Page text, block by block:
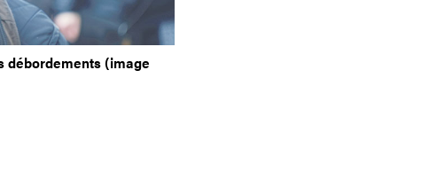
débordements (image